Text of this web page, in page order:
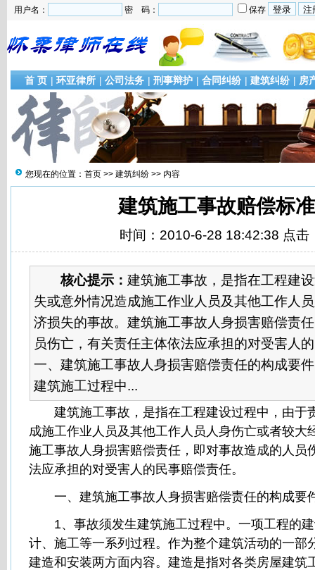
用户名： 密 码： 保存
首 页 | 环亚律所 | 公司法务 | 刑事辩护 | 合同纠纷 | 建筑纠纷 | 房
您现在的位置： 首页 >> 建筑纠纷 >> 内容
建筑施工事故赔偿标
时间：2010-6-28 18:42:38 点击
核心提示： 建筑施工事故，是指在工程建
失或意外情况造成施工作业人员及其他工作人
济损失的事故。建筑施工事故人身损害赔偿责
员伤亡，有关责任主体依法应承担的对受害
一、建筑施工事故人身损害赔偿责任的构成
建筑施工过程中...
建筑施工事故，是指在工程建设过程中，由于
成施工作业人员及其他工作人员人身伤亡或者较大
施工事故人身损害赔偿责任，即对事故造成的人员
法应承担的对受害人的民事赔偿责任。
一、建筑施工事故人身损害赔偿责任的构成要
1、事故须发生建筑施工过程中。一项工程的建
计、施工等一系列过程。作为整个建筑活动的一部
建造和安装两方面内容。建造是指对各类房屋建筑